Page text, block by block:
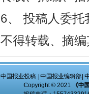
6、 投稿人委
不得转载、摘
中国报业投稿| 中国报业编辑部|
Copyright © 2021
《中